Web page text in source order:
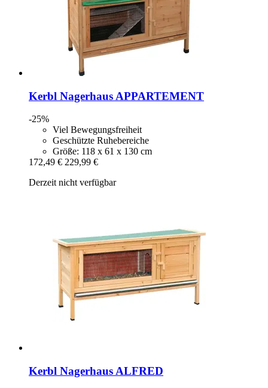
Kerbl Nagerhaus APPARTEMENT
-25%
Viel Bewegungsfreiheit
Geschützte Ruhebereiche
Größe: 118 x 61 x 130 cm
172,49 € 229,99 €
Derzeit nicht verfügbar
Kerbl Nagerhaus ALFRED